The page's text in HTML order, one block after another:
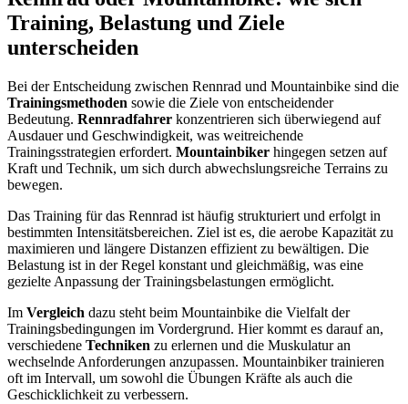
Training, Belastung und Ziele
unterscheiden
Bei der Entscheidung zwischen Rennrad und Mountainbike sind die
Trainingsmethoden sowie die Ziele von entscheidender
Bedeutung. Rennradfahrer konzentrieren sich überwiegend auf
Ausdauer und Geschwindigkeit, was weitreichende
Trainingsstrategien erfordert. Mountainbiker hingegen setzen auf
Kraft und Technik, um sich durch abwechslungsreiche Terrains zu
bewegen.
Das Training für das Rennrad ist häufig strukturiert und erfolgt in
bestimmten Intensitätsbereichen. Ziel ist es, die aerobe Kapazität zu
maximieren und längere Distanzen effizient zu bewältigen. Die
Belastung ist in der Regel konstant und gleichmäßig, was eine
gezielte Anpassung der Trainingsbelastungen ermöglicht.
Im Vergleich dazu steht beim Mountainbike die Vielfalt der
Trainingsbedingungen im Vordergrund. Hier kommt es darauf an,
verschiedene Techniken zu erlernen und die Muskulatur an
wechselnde Anforderungen anzupassen. Mountainbiker trainieren
oft im Intervall, um sowohl die Übungen Kräfte als auch die
Geschicklichkeit zu verbessern.